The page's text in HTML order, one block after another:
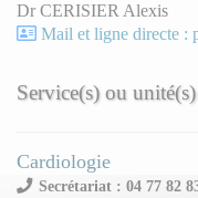
Dr CERISIER Alexis
Mail et ligne directe :
Service(s) ou
Cardiologie
Secrétariat : 04 77 82